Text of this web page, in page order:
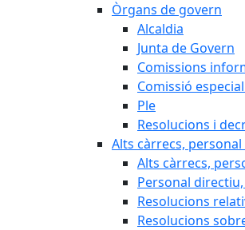
Òrgans de govern
Alcaldia
Junta de Govern
Comissions
Comissió
Ple
Resolucions i
Alts càrrecs,
Alts càrrecs,
Personal
Resolucions
Resolucions